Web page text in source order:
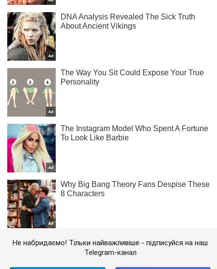
Не набридаємо! Тільки найважливіше - підписуйся на наш
Telegram-канал